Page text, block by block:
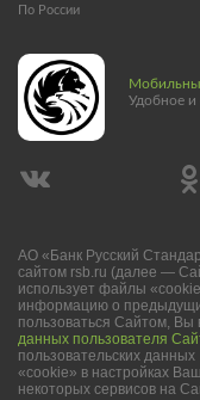
По России
Удобное и
АО «Банк Русский
сайтом rsb.ru (далее —
использует файлы
информацию о
пользоваться Сайтом, Вы
данных пользователя
пользовательских
«cookie» в настройках
некоторых сервисов на